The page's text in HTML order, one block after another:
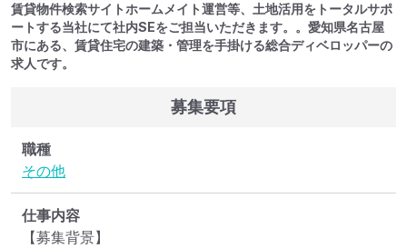
賃貸物件検索サイトホームメイト運営等、土地活用をトータルサポ
ートする当社にて社内SEをご担当いただきます。。愛知県名古屋
市にある、賃貸住宅の建築・管理を手掛ける総合ディベロッパーの
求人です。
募集要項
職種
その他
仕事内容
【募集背景】